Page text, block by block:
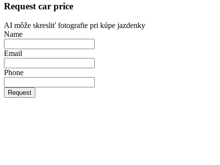
Request car price
AI môže skresliť fotografie pri kúpe jazdenky
Name
Email
Phone
Request